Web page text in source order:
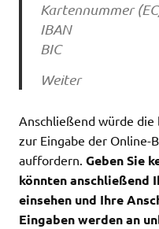
Kartennummer
IBAN
BIC
Weiter
Anschließend würde
zur Eingabe der Online-
auffordern. Geben Sie
könnten anschließend
einsehen und Ihre
Eingaben werden an